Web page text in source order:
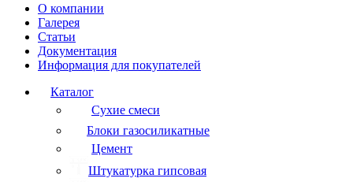
О компании
Галерея
Статьи
Документация
Информация для покупателей
Каталог
Сухие смеси
Блоки газосиликатные
Цемент
Штукатурка гипсовая